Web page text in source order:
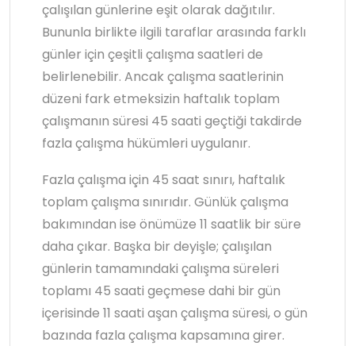
çalışılan günlerine eşit olarak dağıtılır.
Bununla birlikte ilgili taraflar arasında farklı
günler için çeşitli çalışma saatleri de
belirlenebilir. Ancak çalışma saatlerinin
düzeni fark etmeksizin haftalık toplam
çalışmanın süresi 45 saati geçtiği takdirde
fazla çalışma hükümleri uygulanır.
Fazla çalışma için 45 saat sınırı, haftalık
toplam çalışma sınırıdır. Günlük çalışma
bakımından ise önümüze 11 saatlik bir süre
daha çıkar. Başka bir deyişle; çalışılan
günlerin tamamındaki çalışma süreleri
toplamı 45 saati geçmese dahi bir gün
içerisinde 11 saati aşan çalışma süresi, o gün
bazında fazla çalışma kapsamına girer.